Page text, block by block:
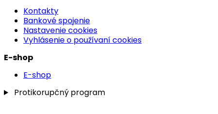
Kontakty
Bankové spojenie
Nastavenie cookies
Vyhlásenie o používaní cookies
E-shop
E-shop
Protikorupčný program